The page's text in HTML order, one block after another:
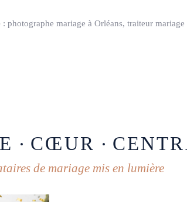
: photographe mariage à Orléans, traiteur
CŒUR
de mariage mis en lumière